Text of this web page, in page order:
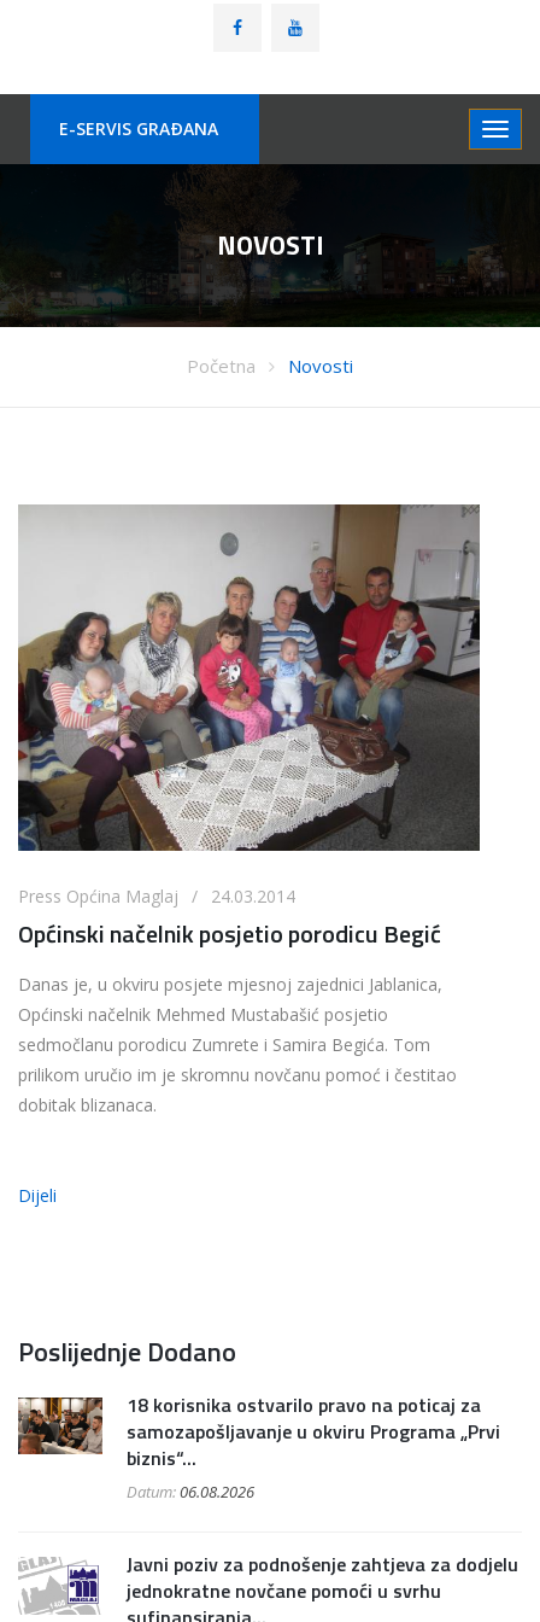
E-SERVIS GRAÐANA
NOVOSTI
Početna Novosti
Press Općina Maglaj / 24.03.2014
Općinski načelnik posjetio porodicu Begić
Danas je, u okviru posjete mjesnoj zajednici Jablanica,
Općinski načelnik Mehmed Mustabašić posjetio
sedmočlanu porodicu Zumrete i Samira Begića. Tom
prilikom uručio im je skromnu novčanu pomoć i čestitao
dobitak blizanaca.
Dijeli
Poslijednje Dodano
18 korisnika ostvarilo pravo na poticaj za
samozapošljavanje u okviru Programa „Prvi
biznis“...
Datum:06.08.2026
Javni poziv za podnošenje zahtjeva za dodjelu
jednokratne novčane pomoći u svrhu